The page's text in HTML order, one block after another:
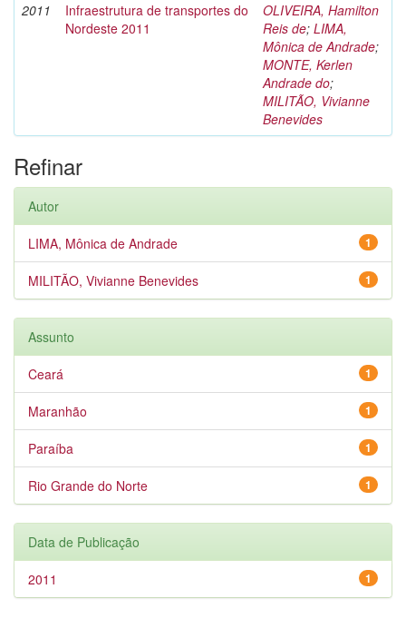
2011
Infraestrutura de transportes do
Nordeste 2011
OLIVEIRA, Hamilton
Reis de; LIMA,
Mônica de Andrade;
MONTE, Kerlen
Andrade do;
MILITÃO, Vivianne
Benevides
Refinar
Autor
1
LIMA, Mônica de Andrade
1
MILITÃO, Vivianne Benevides
Assunto
1
Ceará
1
Maranhão
1
Paraíba
1
Rio Grande do Norte
Data de Publicação
1
2011